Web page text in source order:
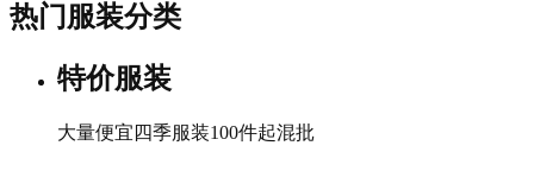
热门服装分类
特价服装
大量便宜四季服装100件起混批